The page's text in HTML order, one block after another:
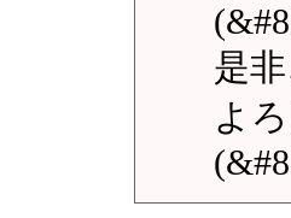
是
よ